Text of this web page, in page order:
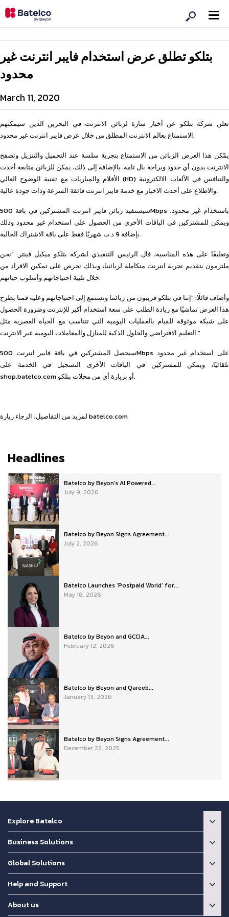
بتلكو تطلق عرض استخدام فايبر انترنت غير
محدود
March 11, 2020
تعلن شركة بتلكو عن أخبار سارة لزبائن الانترنت في البحرين الذين سيمكنهم
الاستمتاع بعالم الانترنت المطلق من خلال عرض فايبر انترنت غير محدود.
يمّكن هذا العرض الزبائن من الاستمتاع بتجربة سلسة عند التحميل والتنزيل وتصفح
الانترنت بدون أي حدود وبراحة بال تامة. بالإضافة إلى ذلك، يمكن للزبائن متابعة أحدث
الأفلام والمباريات مع تقنية الوضوح العالي (HD) والتنافس في الألعاب الالكترونية
والاطلاع على أحدث الاخبار مع خدمة فايبر انترنت فائقة السرعة وذات جودة عالية.
سيستفيد زبائن فايبر انترنت المشتركين في باقة 500Mbps باستخدام غير محدود،
ويمكن للمشتركين في الباقات الأخرى من الحصول على استخدام غير محدود وذلك
بإضافة 9 د.ب شهريًا فقط على باقة الاشتراك الحالية.
وتعليقًا على هذه المناسبة، قال الرئيس التنفيذي لشركة بتلكو ميكيل فينتر: “نحن
ملتزمون بتقديم تجربة انترنت متكاملة لزبائننا، وبذلك نحرص على تمكين الافراد من
خلال تلبية احتياجاتهم وأسلوب حياتهم.
وأضاف قائلًا: “إننا في بتلكو قريبون من زبائننا ونستمع إلى احتياجاتهم وعليه قمنا بطرح
هذا العرض تماشيًا مع زيادة الطلب على سعة استخدام أكبر للإنترنت وضرورة الحصول
على شبكة موثوقة للقيام بالعمليات اليومية التي تتناسب مع الحياة العصرية مثل
التعليم الافتراضي والحلول الذكية للمنازل والمعاملات اليومية عبر الانترنت.”
سيحصل المشتركين في باقة فايبر انترنت 500Mbps على استخدام غير محدود
تلقائيًا، ويمكن للمشتركين في الباقات الأخرى التسجيل في الخدمة على
shop.batelco.com أو بزيارة أي من محلات بتلكو.
لمزيد من التفاصيل، الرجاء زيارة batelco.com
Headlines
Batelco by Beyon’s AI Powered...
July 9, 2026
Batelco by Beyon Signs Agreement...
July 2, 2026
Batelco Launches ‘Postpaid World’ for...
May 18, 2026
Batelco by Beyon and GCCIA...
February 12, 2026
Batelco by Beyon and Qareeb...
January 13, 2026
Batelco by Beyon Signs Agreement...
December 22, 2025
Explore Batelco
Business Solutions
Global Solutions
Help and Support
About us